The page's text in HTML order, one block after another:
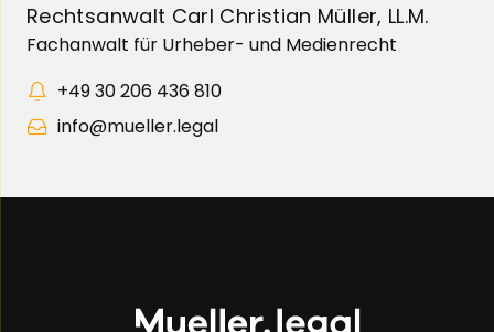
Rechtsanwalt Carl Christian Müller, LL.M.
Fachanwalt für Urheber- und Medienrecht
+49 30 206 436 810
info@mueller.legal